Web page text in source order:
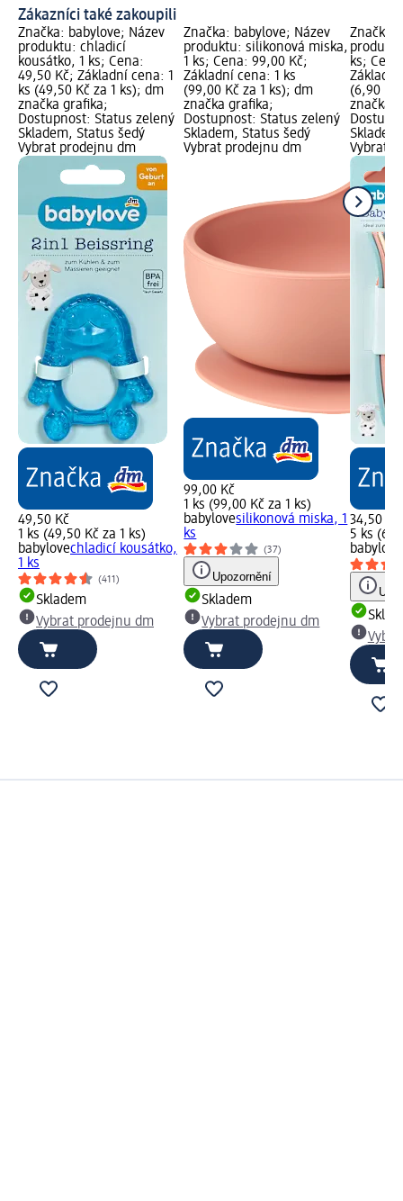
Zákazníci také zakoupili
Značka: babylove; Název
produktu: chladicí
kousátko, 1 ks; Cena:
49,50 Kč; Základní cena: 1
ks (49,50 Kč za 1 ks); dm
značka grafika;
Dostupnost: Status zelený
Skladem, Status šedý
Vybrat prodejnu dm
49,50 Kč
1 ks (49,50 Kč za 1 ks)
babylovechladicí kousátko,
1 ks
(411)
Skladem
Vybrat prodejnu dm
Značka: babylove; Název
produktu: silikonová miska,
1 ks; Cena: 99,00 Kč;
Základní cena: 1 ks
(99,00 Kč za 1 ks); dm
značka grafika;
Dostupnost: Status zelený
Skladem, Status šedý
Vybrat prodejnu dm
99,00 Kč
1 ks (99,00 Kč za 1 ks)
babylovesilikonová miska, 1
ks
(37)
Upozornění
Skladem
Vybrat prodejnu dm
Značka:
ks;
(6,90 Kč
značka
Vybrat
34,50 Kč
5 ks
babylove